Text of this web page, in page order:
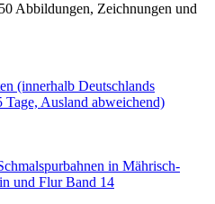
Abbildungen, Zeichnungen und
(innerhalb Deutschlands
Ausland abweichend)